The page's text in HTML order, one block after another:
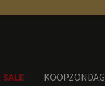
SALE KOOPZONDAG